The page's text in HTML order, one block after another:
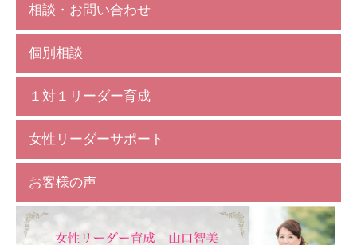
相談・お問い合わせ
個別相談
１対１リーダー育成
女性リーダーサポート
お客様の声